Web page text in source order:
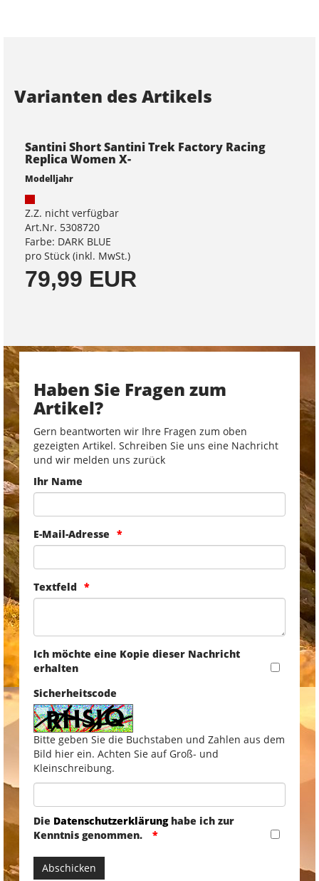
Varianten des Artikels
Santini Short Santini Trek Factory Racing
Replica Women X-
Modelljahr
Z.Z. nicht verfügbar
Art.Nr. 5308720
Farbe: DARK BLUE
pro Stück (inkl. MwSt.)
79,99 EUR
Haben Sie Fragen zum
Artikel?
Gern beantworten wir Ihre Fragen zum oben
gezeigten Artikel. Schreiben Sie uns eine Nachricht
und wir melden uns zurück
Ihr Name
E-Mail-Adresse
Textfeld
Ich möchte eine Kopie dieser Nachricht
erhalten
Sicherheitscode
Bitte geben Sie die Buchstaben und Zahlen aus dem
Bild hier ein. Achten Sie auf Groß- und
Kleinschreibung.
Die Datenschutzerklärunghabe ich zur
Kenntnis genommen.
Abschicken